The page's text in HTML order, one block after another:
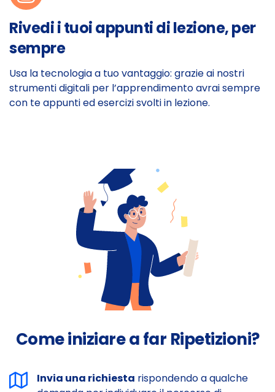
Rivedi i tuoi appunti di lezione, per
sempre
Usa la tecnologia a tuo vantaggio: grazie ai nostri
strumenti digitali per l’apprendimento avrai sempre
con te appunti ed esercizi svolti in lezione.
Come iniziare a far Ripetizioni?
Invia una richiesta rispondendo a qualche